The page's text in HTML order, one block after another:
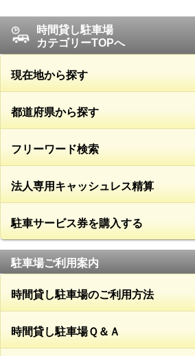
時間貸し駐車場
カテゴリーTOPへ
現在地から探す
都道府県から探す
フリーワード検索
法人専用キャッシュレス精算
駐車サービス券を購入する
駐車場ご利用案内
時間貸し駐車場のご利用方法
時間貸し駐車場Ｑ＆Ａ